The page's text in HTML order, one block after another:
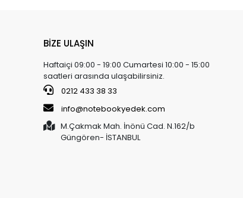
BİZE ULAŞIN
Haftaiçi 09:00 - 19:00 Cumartesi 10:00 - 15:00
saatleri arasında ulaşabilirsiniz.
0212 433 38 33
info@notebookyedek.com
M.Çakmak Mah. İnönü Cad. N.162/b
Güngören- İSTANBUL